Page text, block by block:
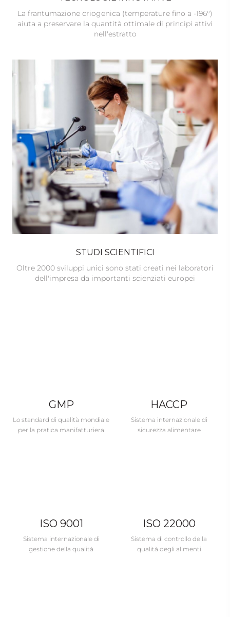
La frantumazione criogenica (temperature fino a -196°)
aiuta a preservare la quantità ottimale di principi attivi
nell'estratto
STUDI SCIENTIFICI
Oltre 2000 sviluppi unici sono stati creati nei laboratori
dell'impresa da importanti scienziati europei
GMP
Lo standard di qualità mondiale
per la pratica manifatturiera
HACCP
Sistema internazionale di
sicurezza alimentare
ISO 9001
Sistema internazionale di
gestione della qualità
ISO 22000
Sistema di controllo della
qualità degli alimenti